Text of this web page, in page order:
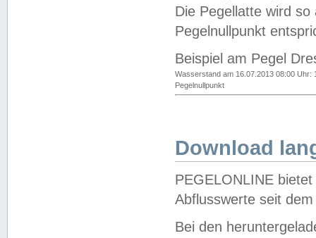
Die Pegellatte wird
Pegelnullpunkt
Beispiel am Pegel
Wasserstand am 16.07.2013 08:00 Uhr:
Pegelnullpunkt
Download
PEGELONLINE
Abflusswerte seit
Bei den